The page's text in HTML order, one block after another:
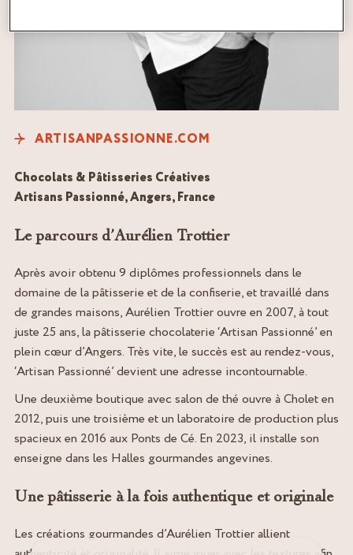
ARTISANPASSIONNE.COM
Chocolats & Pâtisseries Créatives
Artisans Passionné, Angers, France
Le parcours d’Aurélien Trottier
Après avoir obtenu 9 diplômes professionnels dans le
domaine de la pâtisserie et de la confiserie, et travaillé dans
de grandes maisons, Aurélien Trottier ouvre en 2007, à tout
juste 25 ans, la pâtisserie chocolaterie ‘Artisan Passionné’ en
plein cœur d’Angers. Très vite, le succès est au rendez-vous,
‘Artisan Passionné’ devient une adresse incontournable.
Une deuxième boutique avec salon de thé ouvre à Cholet en
2012, puis une troisième et un laboratoire de production plus
spacieux en 2016 aux Ponts de Cé. En 2023, il installe son
enseigne dans les Halles gourmandes angevines.
Une pâtisserie à la fois authentique et originale
Les créations gourmandes d’Aurélien Trottier allient